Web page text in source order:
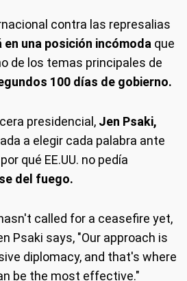
contra las represalias
en una posición incómoda que
de los temas principales de
100 días de gobierno.
presidencial, Jen Psaki,
a elegir cada palabra ante
qué EE.UU. no pedía
del fuego.
called for a ceasefire yet,
Psaki says, "Our approach is
diplomacy, and that's where
be the most effective."